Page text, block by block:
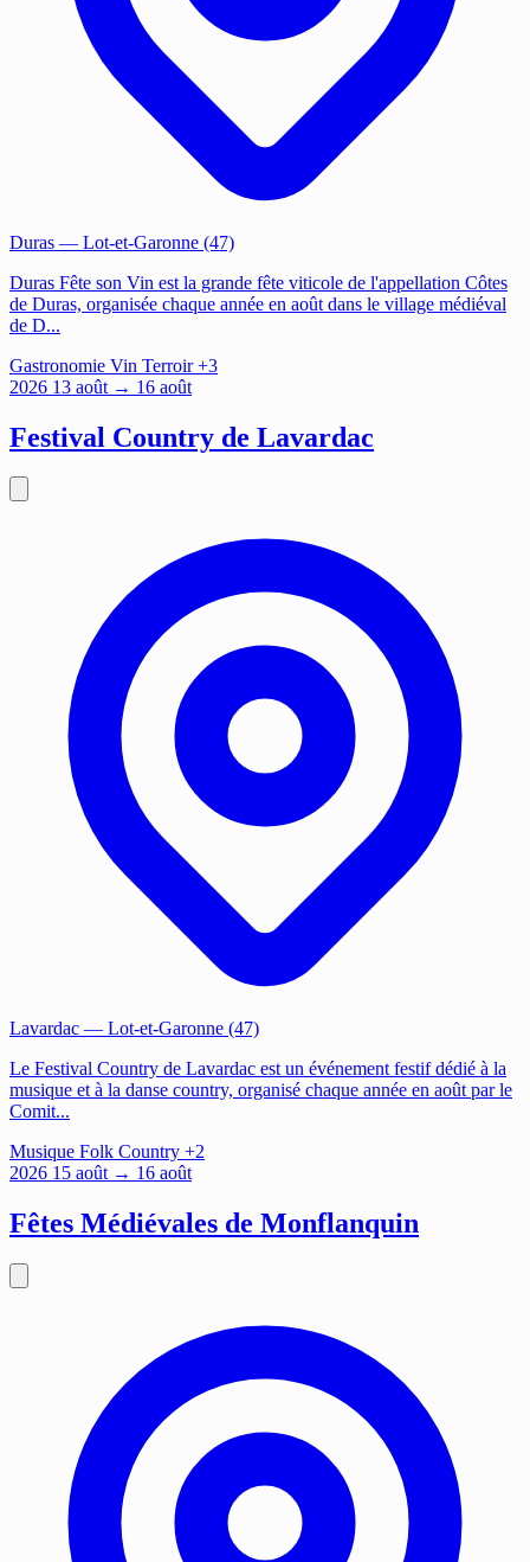
Duras — Lot-et-Garonne (47)
Duras Fête son Vin est la grande fête viticole de l'appellation Côtes
de Duras, organisée chaque année en août dans le village médiéval
de D...
Gastronomie Vin Terroir +3
2026 13 août → 16 août
Festival Country de Lavardac
Lavardac — Lot-et-Garonne (47)
Le Festival Country de Lavardac est un événement festif dédié à la
musique et à la danse country, organisé chaque année en août par le
Comit...
Musique Folk Country +2
2026 15 août → 16 août
Fêtes Médiévales de Monflanquin